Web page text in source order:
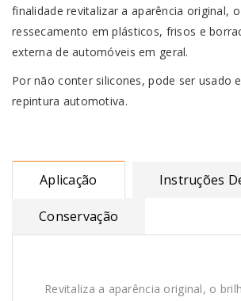
finalidade revitalizar a aparência original,
ressecamento em plásticos, frisos e
externa de automóveis em geral.
Por não conter silicones, pode ser usado
repintura automotiva.
Aplicação Instruções
Conservação
Revitaliza a aparência original, o